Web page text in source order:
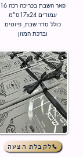
פאר השבת בכריכה רכה 16
עמודים 17x24
ס"מ
כולל סדר שבת, פיוטים
וברכת המזון
לקבלת הצעה